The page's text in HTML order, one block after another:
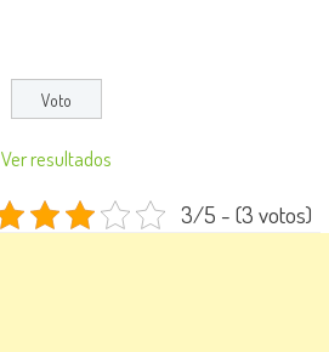
Ver resultados
3/5 - (3 votos)